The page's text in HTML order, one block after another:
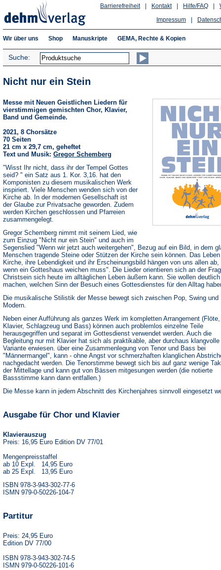
Hilfe/FAQ
Kontakt
Barrierefreiheit
Impressum
Wir über uns Shop Manuskripte GEMA, Rechte & Kopien
Suche:
Nicht nur ein Stein
Messe mit Neuen Geistlichen Liedern für
vierstimmigen gemischten Chor, Klavier,
Band und Gemeinde.
2021, 8 Chorsätze
70 Seiten
21 cm x 29,7 cm, geheftet
Text und Musik: Gregor Schemberg
"Wisst Ihr nicht, dass ihr der Tempel Gottes
seid? " ein Satz aus 1. Kor. 3,16. hat den
Komponisten zu diesem musikalischen Werk
inspiriert. Viele Menschen wenden sich von der
Kirche ab. In der modernen Gesellschaft ist
der Glaube zur Privatsache geworden. Zudem
werden Kirchen geschlossen und Pfarreien
zusammengelegt.
Gregor Schemberg nimmt mit seinem Lied, wie
zum Einzug "Nicht nur ein Stein" und auch im
Segenslied "Wenn wir jetzt auch weitergehen", Bezug auf ein Bild, in dem
Menschen tragende Steine oder Stützen der Kirche sein können. Das
Kirche, ihre Lebendigkeit und ihr Erscheinungsbild hängen von uns allen
wenn ein Gotteshaus weichen muss". Die Lieder orientieren sich an der
Christsein sich heute im alltäglichen Leben äußern kann. Sie wollen deutlich
machen, welchen Sinn der Besuch eines Gottesdienstes für den Alltag
Die musikalische Stilistik der Messe bewegt sich zwischen Pop, Swing und
Modern.
Neben einer Aufführung als ganzes Werk im kompletten Arrangement (Flöte,
Klavier, Schlagzeug und Bass) können auch problemlos einzelne Teile
herausgegriffen und separat im Gottesdienst verwendet werden. Auch die
Begleitung nur mit Klavier hat sich als praktikable, aber durchaus klangvolle
Variante erwiesen. über eine Zusammenlegung von Tenor und Bass bei
"Männermangel", kann - ohne Angst vor schmerzhaften klanglichen
nachgedacht werden. Die Tenorstimme bewegt sich bis auf ganz wenige
der Mittellage und kann gut von Bässen mitgesungen werden (die notierte
Bassstimme kann dann entfallen.)
Die Messe kann in jedem Abschnitt des Kirchenjahres sinnvoll eingesetzt
Ausgabe für Chor und Klavier
Klavierauszug
Preis: 16,95 Euro Edition DV 77/01
Mengenpreisstaffel
ab 10 Expl. 14,95 Euro
ab 25 Expl. 13,95 Euro
ISBN 978-3-943-302-77-6
ISMN 979-0-50226-104-7
Partitur
Preis: 24,95 Euro
Edition DV 77/00
ISBN 978-3-943-302-74-5
ISMN 979-0-50226-101-6